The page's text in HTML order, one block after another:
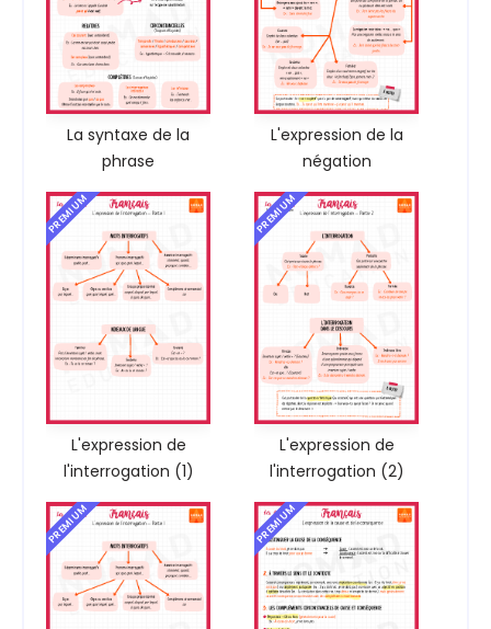
La syntaxe de la
phrase
L'expression de la
négation
PREMIUM
L'expression de
l'interrogation (1)
PREMIUM
L'expression de
l'interrogation (2)
PREMIUM PREMIUM